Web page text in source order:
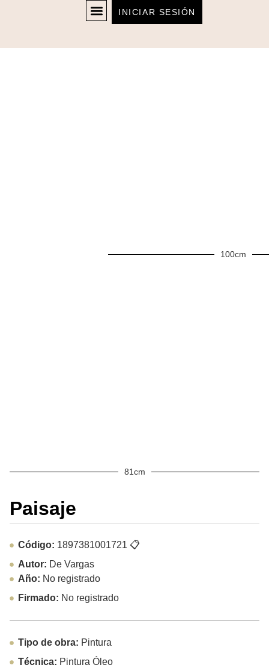
INICIAR SESIÓN
81cm
100cm
Paisaje
Código: 1897381001721 📋
Autor: De Vargas
Año: No registrado
Firmado: No registrado
Tipo de obra: Pintura
Técnica: Pintura Óleo